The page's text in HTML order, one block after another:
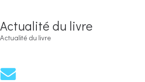
Actualité du livre
Actualité du livre